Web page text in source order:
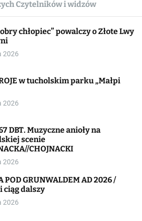
l
c
Czytelników i widzów
chłopiec” powalczy o Złote Lwy
2026
w tucholskim parku „Małpi
2026
anioły na
scenie
CHOJNACKI
2026
POD GRUNWALDEM AD 2026 /
ciąg dalszy
2026